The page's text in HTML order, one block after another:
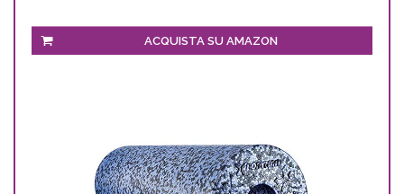
ACQUISTA SU AMAZON